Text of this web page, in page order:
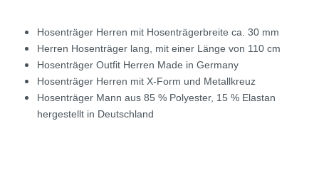
Hosenträger Herren mit Hosenträgerbreite ca. 30 mm
Herren Hosenträger lang, mit einer Länge von 110 cm
Hosenträger Outfit Herren Made in Germany
Hosenträger Herren mit X-Form und Metallkreuz
Hosenträger Mann aus 85 % Polyester, 15 % Elastan
hergestellt in Deutschland